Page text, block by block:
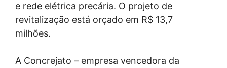
e rede elétrica precária. O projeto de
revitalização está orçado em R$ 13,7
milhões.
A Concrejato – empresa vencedora da